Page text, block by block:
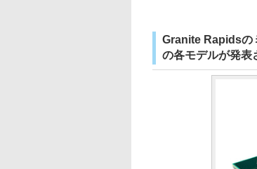
Granite Rapidsの
の各モデルが発表